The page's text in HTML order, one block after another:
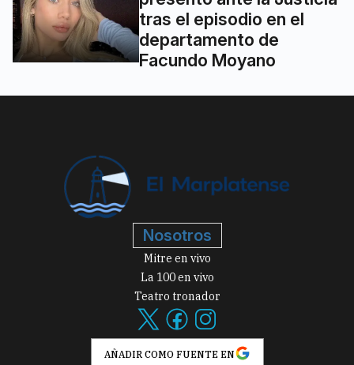
tras el episodio en el
departamento de
Facundo Moyano
Nosotros
Mitre en vivo
La 100 en vivo
Teatro tronador
AÑADIR COMO FUENTE EN